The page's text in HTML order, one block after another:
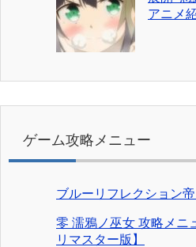
アニメ
ゲーム攻略メニュー
ブルーリフレクション
零 濡鴉ノ巫女 攻略メニ
リマスター版】